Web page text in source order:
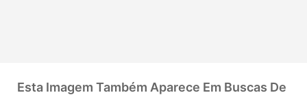
Esta Imagem Também Aparece Em Buscas De